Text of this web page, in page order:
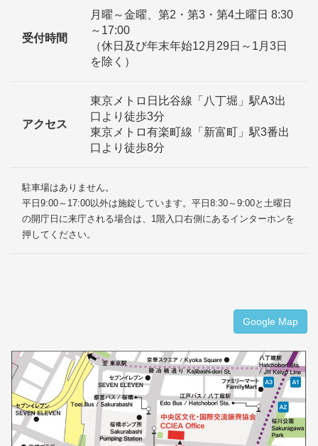
受付時間
月曜～金曜、第2・第3・第4土曜日 8:30
～17:00
（休日及び年末年始12月29日～1月3日
を除く）
アクセス
東京メトロ日比谷線「八丁堀」駅A3出
口より徒歩3分
東京メトロ有楽町線「新富町」駅3番出
口より徒歩8分
駐車場はありません。
平日9:00～17:00以外は施錠しています。平日8:30～9:00と土曜日
の開庁日に来庁される場合は、1階入口右側にあるインターホンを
押してください。
Google Map